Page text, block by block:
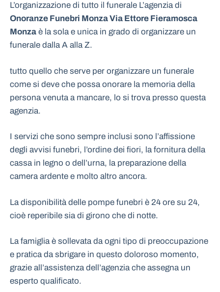
L’organizzazione di tutto il funerale L’agenzia di
Onoranze Funebri Monza Via Ettore Fieramosca
Monza è la sola e unica in grado di organizzare un
funerale dalla A alla Z.
tutto quello che serve per organizzare un funerale
come si deve che possa onorare la memoria della
persona venuta a mancare, lo si trova presso questa
agenzia.
I servizi che sono sempre inclusi sono l’affissione
degli avvisi funebri, l’ordine dei fiori, la fornitura della
cassa in legno o dell’urna, la preparazione della
camera ardente e molto altro ancora.
La disponibilità delle pompe funebri è 24 ore su 24,
cioè reperibile sia di girono che di notte.
La famiglia è sollevata da ogni tipo di preoccupazione
e pratica da sbrigare in questo doloroso momento,
grazie all’assistenza dell’agenzia che assegna un
esperto qualificato.